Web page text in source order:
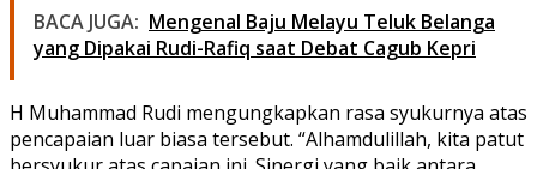
BACA JUGA: Mengenal Baju Melayu Teluk Belanga
yang Dipakai Rudi-Rafiq saat Debat Cagub Kepri
H Muhammad Rudi mengungkapkan rasa syukurnya atas
pencapaian luar biasa tersebut. “Alhamdulillah, kita patut